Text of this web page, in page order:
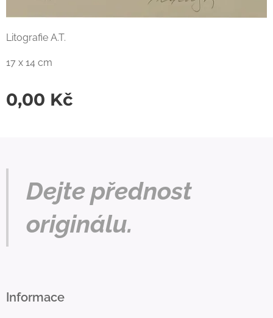
Litografie A.T.
17 x 14 cm
0,00 Kč
Dejte přednost
originálu.
Informace